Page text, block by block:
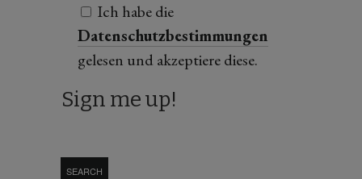
Ich habe die
Datenschutzbestimmungen
gelesen und akzeptiere diese.
SEARCH